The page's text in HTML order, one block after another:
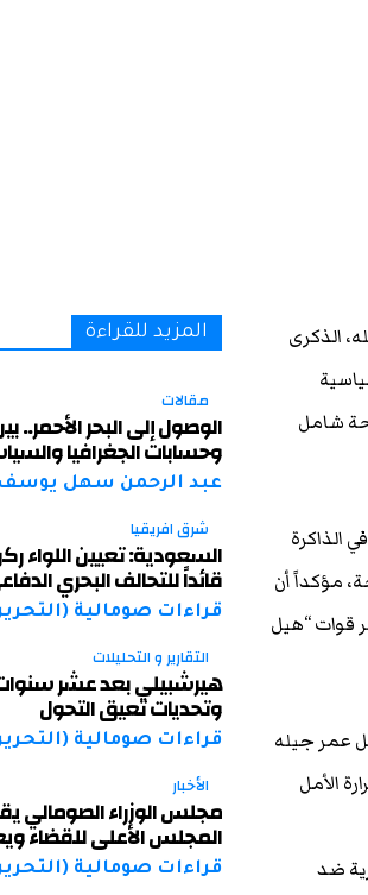
المزيد للقراءة
مقالات
الوصول إلى البحر الأحمر..
وحسابات الجغرافيا
عبد الرحمن سهل يوسف
شرق افريقيا
السعودية: تعيين اللواء
قائداً للتحالف البحري
قراءات صومالية
التقارير و التحليلات
هيرشبيلي بعد عشر
وتحديات تعيق التحول
قراءات صومالية
الأخبار
مجلس الوزراء الصومالي
المجلس الأعلى للقضاء
قراءات صومالية
الذكرى
شامل
الذاكرة
مؤكداً أن
قوات “هيل
عمر جيله
الأمل
ضد